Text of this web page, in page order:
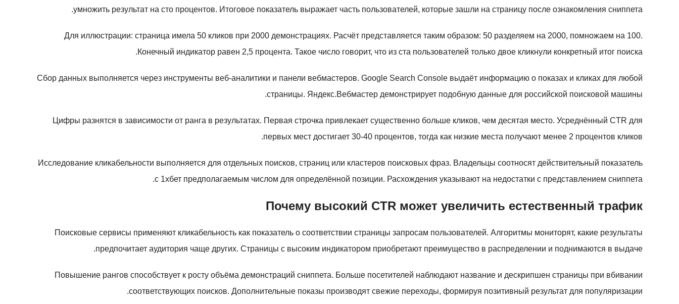
умножить результат на сто процентов. Итоговое показатель выражает часть пользователей, которые зашли на страницу после ознакомления сниппета.
Для иллюстрации: страница имела 50 кликов при 2000 демонстрациях. Расчёт представляется таким образом: 50 разделяем на 2000, помножаем на 100.
Конечный индикатор равен 2,5 процента. Такое число говорит, что из ста пользователей только двое кликнули конкретный итог поиска.
Сбор данных выполняется через инструменты веб-аналитики и панели вебмастеров. Google Search Console выдаёт информацию о показах и кликах для любой
страницы. Яндекс.Вебмастер демонстрирует подобную данные для российской поисковой машины.
Цифры разнятся в зависимости от ранга в результатах. Первая строчка привлекает существенно больше кликов, чем десятая место. Усреднённый CTR для
первых мест достигает 30-40 процентов, тогда как низкие места получают менее 2 процентов кликов.
Исследование кликабельности выполняется для отдельных поисков, страниц или кластеров поисковых фраз. Владельцы соотносят действительный показатель
с 1хбет предполагаемым числом для определённой позиции. Расхождения указывают на недостатки с представлением сниппета.
Почему высокий CTR может увеличить естественный трафик
Поисковые сервисы применяют кликабельность как показатель о соответствии страницы запросам пользователей. Алгоритмы мониторят, какие результаты
предпочитает аудитория чаще других. Страницы с высоким индикатором приобретают преимущество в распределении и поднимаются в выдаче.
Повышение рангов способствует к росту объёма демонстраций сниппета. Больше посетителей наблюдают название и дескрипшен страницы при вбивании
соответствующих поисков. Дополнительные показы производят свежие переходы, формируя позитивный результат для популяризации.